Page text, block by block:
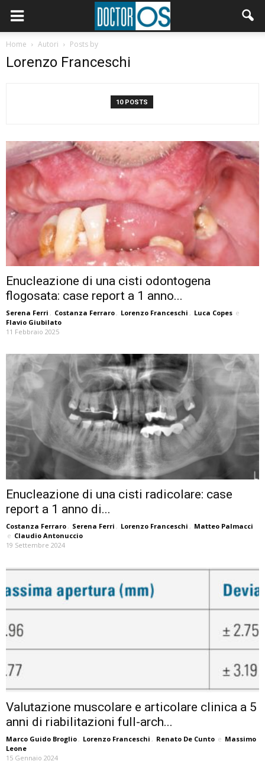
Home Autori Posts by
Lorenzo Franceschi
10 POSTS
Enucleazione di una cisti odontogena
flogosata: case report a 1 anno...
Serena Ferri , Costanza Ferraro , Lorenzo Franceschi , Luca Copes e
Flavio Giubilato
11 Febbraio 2025
Enucleazione di una cisti radicolare: case
report a 1 anno di...
Costanza Ferraro , Serena Ferri , Lorenzo Franceschi , Matteo Palmacci
e Claudio Antonuccio
19 Settembre 2024
Valutazione muscolare e articolare clinica a 5
anni di riabilitazioni full-arch...
Marco Guido Broglio , Lorenzo Franceschi , Renato De Cunto e Massimo
Leone
15 Gennaio 2024